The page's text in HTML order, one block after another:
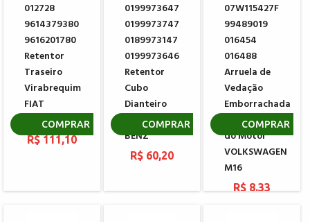
012728
9614379380
9616201780
Retentor
Traseiro
Virabrequim
FIAT
DUCATO
R$ 111,10
COMPRAR
0199973647
0199973747
0189973147
0199973646
Retentor
Cubo
Dianteiro
MERCEDES
BENZ
R$ 60,20
COMPRAR
07W115427F
99489019
016454
016488
Arruela de
Vedação
Emborrachada
do Carter
do Motor
VOLKSWAGEN
M16
R$ 8,33
COMPRAR